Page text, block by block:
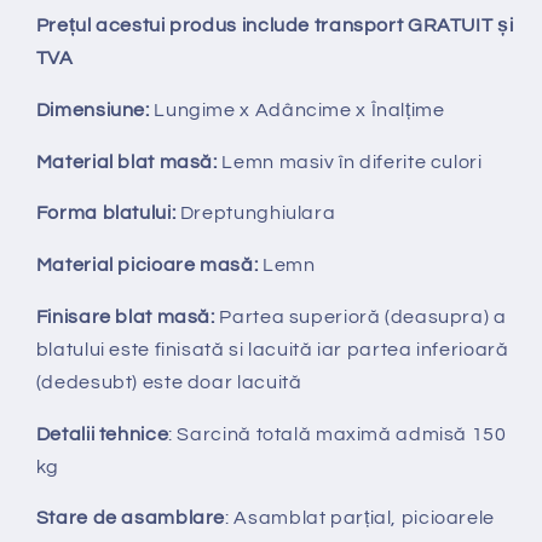
Prețul acestui produs include transport GRATUIT și
TVA
Dimensiune: Lungime x Adâncime x Înalțime
Material blat masă: Lemn masivîn diferite culori
Forma blatului: Dreptunghiulara
Material picioare masă: Lemn
Finisare blat masă: Partea superioră (deasupra) a
blatului este finisată si lacuită iar partea inferioară
(dedesubt) este doar lacuită
Detalii tehnice: Sarcină totală maximă admisă 150
kg
Stare de asamblare: Asamblat parțial, picioarele